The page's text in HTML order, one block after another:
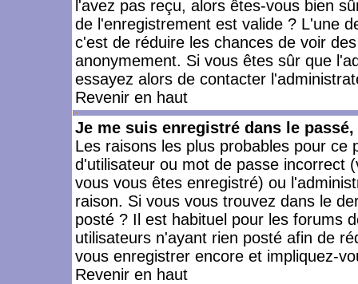
l'avez pas reçu, alors êtes-vous bien
de l'enregistrement est valide ? L'une
c'est de réduire les chances de voir
anonymement. Si vous êtes sûr que
essayez alors de contacter
Revenir en haut
Je me suis enregistré dans le
Les raisons les plus probables pour
d'utilisateur ou mot de passe incorrect
vous vous êtes enregistré) ou
raison. Si vous vous trouvez dans le
posté ? Il est habituel pour les forums
utilisateurs n'ayant rien posté afin de
vous enregistrer encore et impliquez-
Revenir en haut